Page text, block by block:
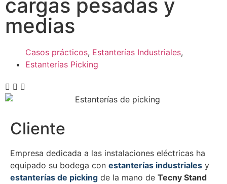
cargas pesadas y
medias
Casos prácticos, Estanterías Industriales,
Estanterías Picking
Cliente
Empresa dedicada a las instalaciones eléctricas ha
equipado su bodega con estanterías industriales y
estanterías de picking de la mano de Tecny Stand